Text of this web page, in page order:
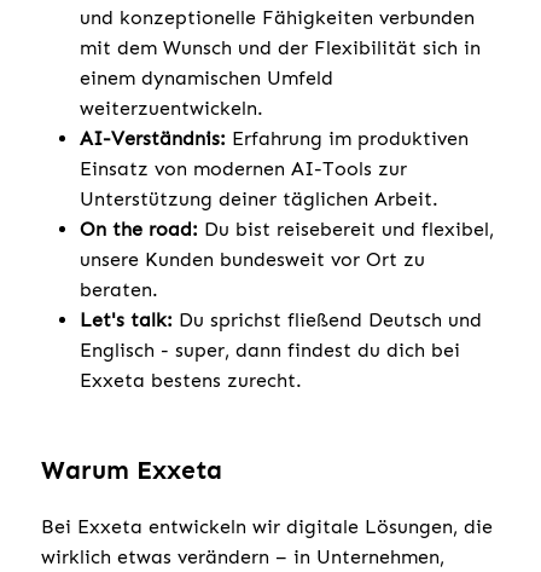
und konzeptionelle Fähigkeiten verbunden
mit dem Wunsch und der Flexibilität sich in
einem dynamischen Umfeld
weiterzuentwickeln.
AI-Verständnis: Erfahrung im produktiven
Einsatz von modernen AI-Tools zur
Unterstützung deiner täglichen Arbeit.
On the road: Du bist reisebereit und flexibel,
unsere Kunden bundesweit vor Ort zu
beraten.
Let's talk: Du sprichst fließend Deutsch und
Englisch - super, dann findest du dich bei
Exxeta bestens zurecht.
Warum Exxeta
Bei Exxeta entwickeln wir digitale Lösungen, die
wirklich etwas verändern – in Unternehmen,